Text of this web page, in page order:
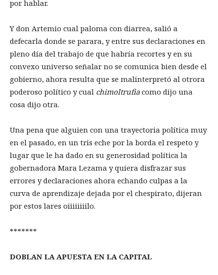
por hablar.
Y don Artemio cual paloma con diarrea, salió a
defecarla donde se parara, y entre sus declaraciones en
pleno día del trabajo de que habría recortes y en su
convexo universo señalar no se comunica bien desde el
gobierno, ahora resulta que se malinterpretó al otrora
poderoso político y cual chimoltrufiacomo dijo una
cosa dijo otra.
Una pena que alguien con una trayectoria política muy
en el pasado, en un tris eche por la borda el respeto y
lugar que le ha dado en su generosidad política la
gobernadora Mara Lezama y quiera disfrazar sus
errores y declaraciones ahora echando culpas a la
curva de aprendizaje dejada por el chespirato, dijeran
por estos lares oiiiiiiiilo.
*******
DOBLAN LA APUESTA EN LA CAPITAL